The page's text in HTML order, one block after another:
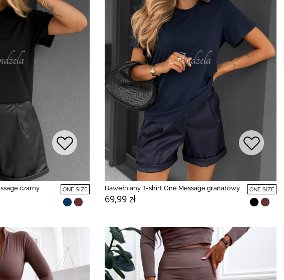
czarny ONE SIZE Bawełniany T-shirt One Message granatowy
69,99 zł
ONE SIZE